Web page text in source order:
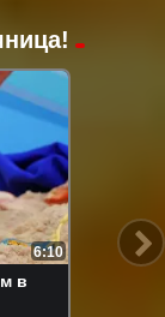
6:10
в